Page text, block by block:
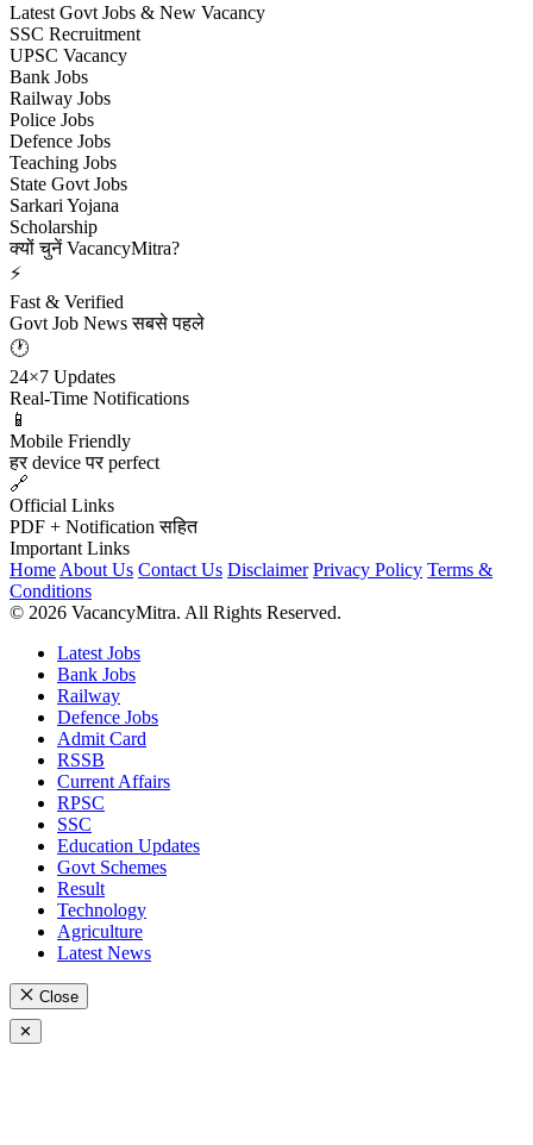
Latest Govt Jobs & New Vacancy
SSC Recruitment
UPSC Vacancy
Bank Jobs
Railway Jobs
Police Jobs
Defence Jobs
Teaching Jobs
State Govt Jobs
Sarkari Yojana
Scholarship
क्यों चुनें VacancyMitra?
⚡
Fast & Verified
Govt Job News सबसे पहले
🕐
24×7 Updates
Real-Time Notifications
📱
Mobile Friendly
हर device पर perfect
🔗
Official Links
PDF + Notification सहित
Important Links
Home About Us Contact Us Disclaimer Privacy Policy Terms &
Conditions
© 2026 VacancyMitra. All Rights Reserved.
Latest Jobs
Bank Jobs
Railway
Defence Jobs
Admit Card
RSSB
Current Affairs
RPSC
SSC
Education Updates
Govt Schemes
Result
Technology
Agriculture
Latest News
Close
✕